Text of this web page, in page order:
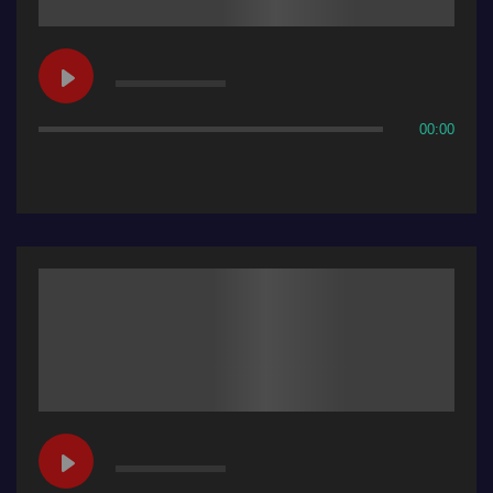
00:00